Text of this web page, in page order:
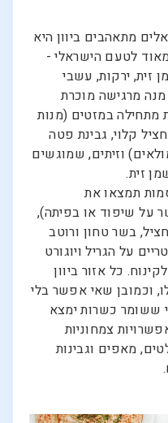
מתאהבים ביוון היא
לטעם הישראלי -
זית, ירקות, עשבי
מרגישה מוכרת
מתחילה במזטים (מנות
קלוי, גבינת פטה
וזיתים, שמוגשים
זית.
תמצאו את
על שיפוד או בפיתה),
בשר טחון ורוטב
על הגריל ויוגורט
כל אזור ביוון
וכמובן שאי אפשר בלי
ששומר כשרות ימצא
צמחוניות
מאפים וגבינות